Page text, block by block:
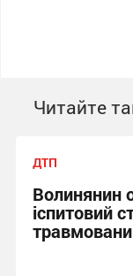
Читайте
ДТП
Волинянин
іспитовий